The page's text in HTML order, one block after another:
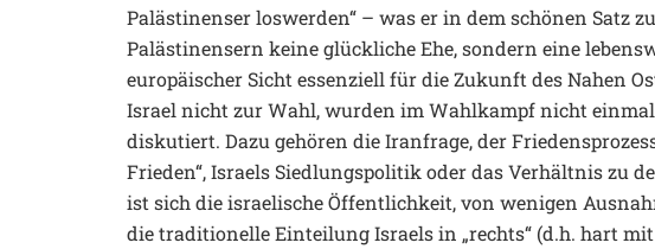
Palästinenser loswerden“ – was er in dem schönen Satz
Palästinensern keine glückliche Ehe, sondern eine
europäischer Sicht essenziell für die Zukunft des Nahen
Israel nicht zur Wahl, wurden im Wahlkampf nicht einmal
diskutiert. Dazu gehören die Iranfrage, der
Frieden“, Israels Siedlungspolitik oder das Verhältnis zu
ist sich die israelische Öffentlichkeit, von wenigen
die traditionelle Einteilung Israels in „rechts“ (d.h. hart